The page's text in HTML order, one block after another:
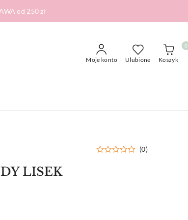
od 250 zł
Moje konto Ulubione Koszyk
0
(0)
LISEK